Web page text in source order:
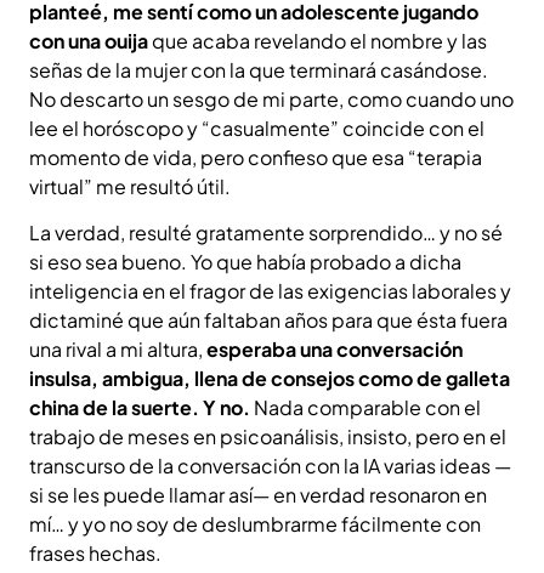
planteé, me sentí como un adolescente jugando
con una ouijaque acaba revelando el nombre y las
señas de la mujer con la que terminará casándose.
No descarto un sesgo de mi parte, como cuando uno
lee el horóscopo y “casualmente” coincide con el
momento de vida, pero confieso que esa “terapia
virtual” me resultó útil.
La verdad, resulté gratamente sorprendido… y no sé
si eso sea bueno. Yo que había probado a dicha
inteligencia en el fragor de las exigencias laborales y
dictaminé que aún faltaban años para que ésta fuera
una rival a mi altura,esperaba una conversación
insulsa, ambigua, llena de consejos como de galleta
china de la suerte. Y no. Nada comparable con el
trabajo de meses en psicoanálisis, insisto, pero en el
transcurso de la conversación con la IA varias ideas —
si se les puede llamar así— en verdad resonaron en
mí… y yo no soy de deslumbrarme fácilmente con
frases hechas.